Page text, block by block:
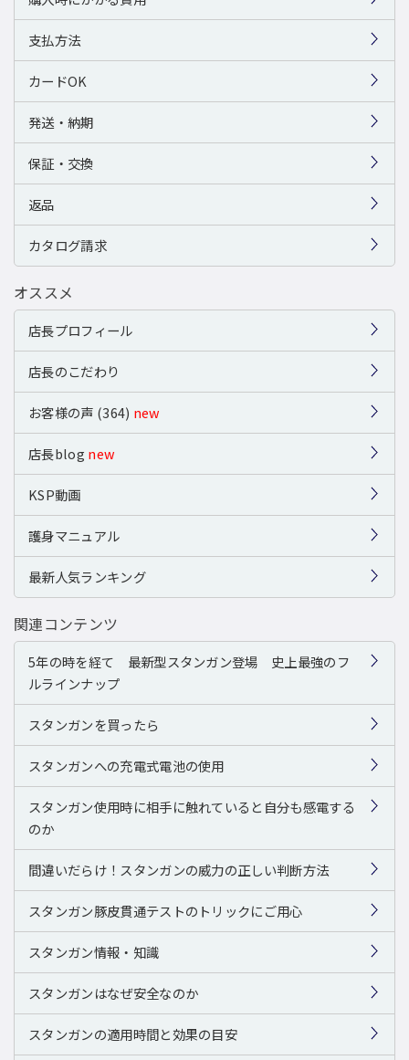
支払方法
カードOK
発送・納期
保証・交換
返品
カタログ請求
オススメ
店長プロフィール
店長のこだわり
お客様の声 (364) new
店長blog new
KSP動画
護身マニュアル
最新人気ランキング
関連コンテンツ
5年の時を経て 最新型スタンガン登場 史上最強のフ
ルラインナップ
スタンガンを買ったら
スタンガンへの充電式電池の使用
スタンガン使用時に相手に触れていると自分も感電する
のか
間違いだらけ！スタンガンの威力の正しい判断方法
スタンガン豚皮貫通テストのトリックにご用心
スタンガン情報・知識
スタンガンはなぜ安全なのか
スタンガンの適用時間と効果の目安